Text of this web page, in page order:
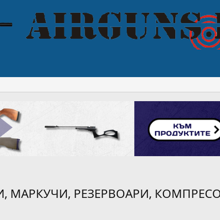
РЕЗЕРВОАРИ,